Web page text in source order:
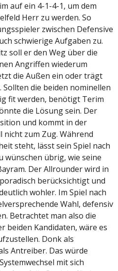
auf ein 4-1-4-1, um dem
Herr zu werden. So
zwischen Defensive
schwierige Aufgaben zu.
soll er den Weg über die
Angriffen wiederum
die Außen ein oder trägt
die beiden nominellen
fit werden, benötigt Terim
die Lösung sein. Der
und kommt in der
zum Zug. Während
steht, lässt sein Spiel nach
wünschen übrig, wie seine
Der Allrounder wird in
berücksichtigt und
wohler. Im Spiel nach
Wahl, defensiv
Betrachtet man also die
beiden Kandidaten, wäre es
Donk als
Antreiber. Das würde
mit sich